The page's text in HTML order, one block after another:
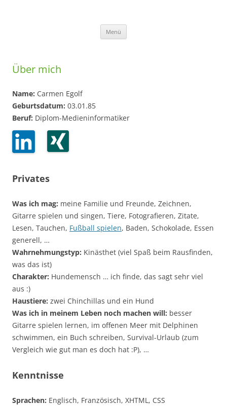
Menü
Über mich
Name: Carmen Egolf
Geburtsdatum: 03.01.85
Beruf: Diplom-Medieninformatiker
Privates
Was ich mag: meine Familie und Freunde, Zeichnen,
Gitarre spielen und singen, Tiere, Fotografieren, Zitate,
Lesen, Tauchen, Fußball spielen, Baden, Schokolade, Essen
generell, …
Wahrnehmungstyp: Kinästhet (viel Spaß beim Rausfinden,
was das ist)
Charakter: Hundemensch … ich finde, das sagt sehr viel
aus :)
Haustiere: zwei Chinchillas und ein Hund
Was ich in meinem Leben noch machen will: besser
Gitarre spielen lernen, im offenen Meer mit Delphinen
schwimmen, ein Buch schreiben, Survival-Urlaub (zum
Vergleich wie gut man es doch hat :P), …
Kenntnisse
Sprachen: Englisch, Französisch, XHTML, CSS